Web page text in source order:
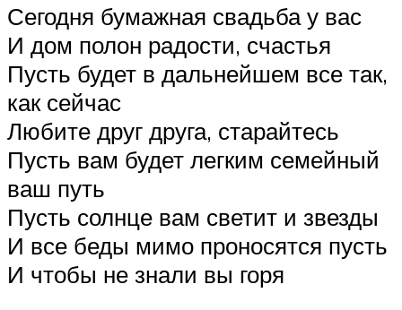
Сегодня бумажная свадьба у вас
И дом полон радости, счастья
Пусть будет в дальнейшем все так,
как сейчас
Любите друг друга, старайтесь
Пусть вам будет легким семейный
ваш путь
Пусть солнце вам светит и звезды
И все беды мимо проносятся пусть
И чтобы не знали вы горя